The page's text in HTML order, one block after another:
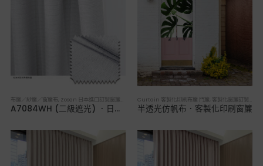
布簾／紗簾／窗簾布 Zosen 日本進口訂製窗簾 遮光布簾
A7084WH (二級遮光) ．日本進口訂製遮光布簾
Curtain 客製化印刷布簾 門簾 客製化窗簾訂製／來圖印製訂做
半透光仿帆布．客製化印刷窗簾